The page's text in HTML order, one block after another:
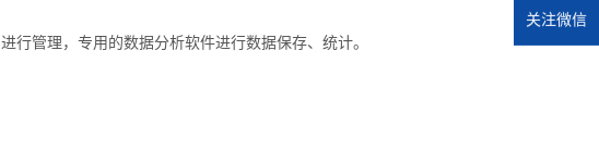
行管理，专用的数据分析软件进行数据保存、统计。
关注微信